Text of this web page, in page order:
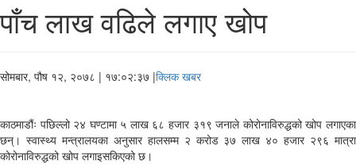
पाँच लाख वढिले लगाए खोप
सोमबार, पौष १२, २०७८ | १७:०२:३७ |क्लिक खबर
काठमाडौंः पछिल्लो २४ घण्टामा ५ लाख ६८ हजार ३१९ जनाले कोरोनाविरुद्धको खोप लगाएका
छन्। स्वास्थ्य मन्त्रालयका अनुसार हालसम्म २ करोड ३७ लाख ४० हजार २९६ मात्रा
कोरोनाविरुद्धको खोप लगाइसकिएको छ।